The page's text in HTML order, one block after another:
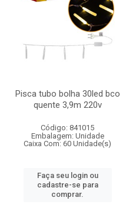
Pisca tubo bolha 30led bco
quente 3,9m 220v
Código: 841015
Embalagem: Unidade
Caixa Com: 60 Unidade(s)
Faça seu login ou
cadastre-se para
comprar.